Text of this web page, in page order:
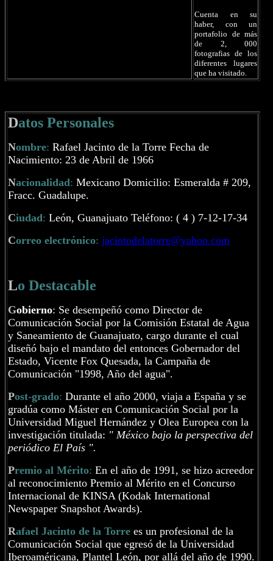
Cuenta en su
haber, con un
portafolio de más
de 2, 000
fotografias de los
diferentes lugares
que ha visitado.
Datos Personales
Nombre: Rafael Jacinto de la Torre Fecha de
Nacimiento: 23 de Abril de 1966
Nacionalidad: Mexicano Domicilio: Esmeralda # 209,
Fracc. Guadalupe.
Ciudad: León, Guanajuato Teléfono: ( 4 ) 7-12-17-34
Correo electrónico: jacintodelatorre@yahoo.com
Lo Destacable
Gobierno: Se desempeñó como Director de
Comunicación Social por la Comisión Estatal de Agua
y Saneamiento de Guanajuato, cargo durante el cual
diseñó bajo el mandato del entonces Gobernador del
Estado, Vicente Fox Quesada, la Campaña de
Comunicación "1998, Año del agua".
Post-grado: Durante el año 2000, viaja a España y se
gradúa como Máster en Comunicación Social por la
Universidad Miguel Hernández y Olea Europea con la
investigación titulada: " México bajo la perspectiva del
periódico El País ".
Premio al Mérito: En el año de 1991, se hizo acreedor
al reconocimiento Premio al Mérito en el Concurso
Internacional de KINSA (Kodak International
Newspaper Snapshot Awards).
Rafael Jacinto de la Torre es un profesional de la
Comunicación Social que egresó de la Universidad
Iberoaméricana, Plantel León, por allá del año de 1990.